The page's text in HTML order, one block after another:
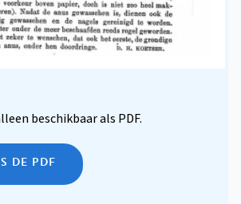
beschikbaar als PDF.
DE PDF